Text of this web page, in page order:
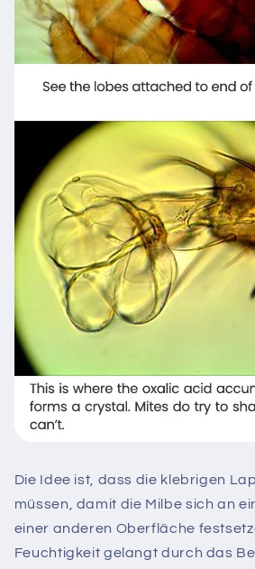
Die Idee ist, dass die klebrigen
müssen, damit die Milbe sich an
einer anderen Oberfläche
Feuchtigkeit gelangt durch das